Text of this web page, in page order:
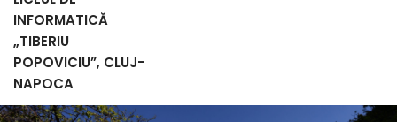
INFORMATICĂ
„TIBERIU
POPOVICIU”, CLUJ-
NAPOCA